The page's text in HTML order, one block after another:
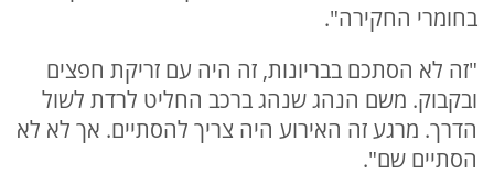
בחומרי החקירה".
"זה לא הסתכם בבריונות, זה היה עם זריקת חפצים
ובקבוק. משם הנהג שנהג ברכב החליט לרדת לשול
הדרך. מרגע זה האירוע היה צריך להסתיים. אך לא לא
הסתיים שם".